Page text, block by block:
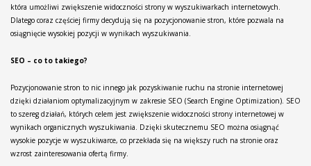
która umożliwi zwiększenie widoczności strony w wyszukiwarkach internetowych.
Dlatego coraz częściej firmy decydują się na pozycjonowanie stron, które pozwala na
osiągnięcie wysokiej pozycji w wynikach wyszukiwania.
SEO – co to takiego?
Pozycjonowanie stron to nic innego jak pozyskiwanie ruchu na stronie internetowej
dzięki działaniom optymalizacyjnym w zakresie SEO (Search Engine Optimization). SEO
to szereg działań, których celem jest zwiększenie widoczności strony internetowej w
wynikach organicznych wyszukiwania. Dzięki skutecznemu SEO można osiągnąć
wysokie pozycje w wyszukiwarce, co przekłada się na większy ruch na stronie oraz
wzrost zainteresowania ofertą firmy.